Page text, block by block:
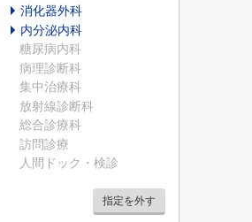
消化器外科
内分泌内科
糖尿病内科
病理診断科
集中治療科
放射線診断科
総合診療科
訪問診療
人間ドック・検診
指定を外す